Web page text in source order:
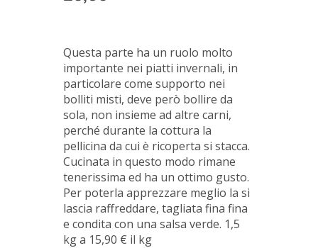
Questa parte ha un ruolo molto
importante nei piatti invernali, in
particolare come supporto nei
bolliti misti, deve però bollire da
sola, non insieme ad altre carni,
perché durante la cottura la
pellicina da cui è ricoperta si stacca.
Cucinata in questo modo rimane
tenerissima ed ha un ottimo gusto.
Per poterla apprezzare meglio la si
lascia raffreddare, tagliata fina fina
e condita con una salsa verde. 1,5
kg a 15,90 € il kg